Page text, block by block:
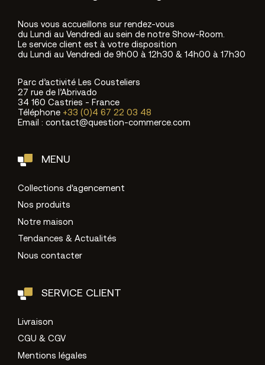
Nous vous accueillons sur rendez-vous
du Lundi au Vendredi au sein de notre Show-Room.
Le service client est à votre disposition
du Lundi au Vendredi de 9h00 à 12h30 & 14h00 à 17h30
Parc d’activité Les Cousteliers
27 rue de l’Abrivado
34 160 Castries - France
Téléphone +33 (0)4 67 22 03 48
Email : contact@question-commerce.com
MENU
Collections d'agencement
Nos produits
Notre maison
Tendances & Actualités
Nous contacter
SERVICE CLIENT
Livraison
CGU & CGV
Mentions légales